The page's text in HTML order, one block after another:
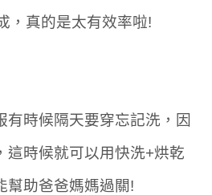
，真的是太有效率啦!
時候隔天要穿忘記洗，因
這時候就可以用快洗+烘乾
幫助爸爸媽媽過關!